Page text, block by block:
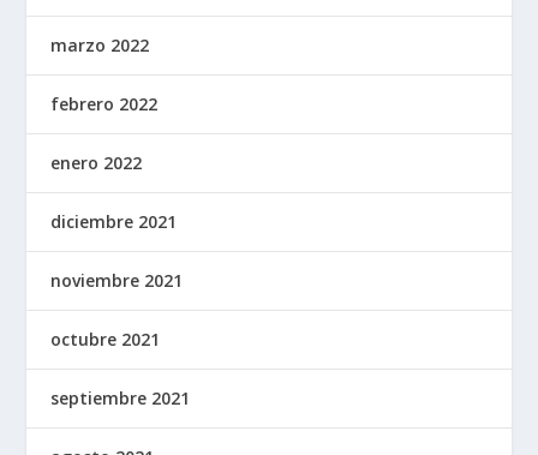
marzo 2022
febrero 2022
enero 2022
diciembre 2021
noviembre 2021
octubre 2021
septiembre 2021